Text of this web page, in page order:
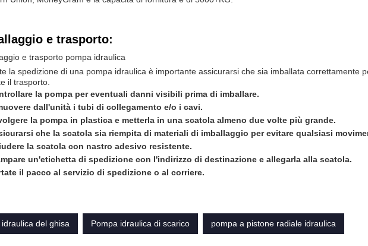
e trasporto:
e trasporto pompa idraulica
la spedizione di una pompa idraulica è importante assicurarsi che sia imballata correttamente
il trasporto.
la pompa per eventuali danni visibili prima di imballare.
dall'unità i tubi di collegamento e/o i cavi.
la pompa in plastica e metterla in una scatola almeno due volte più grande.
che la scatola sia riempita di materiali di imballaggio per evitare qualsiasi
la scatola con nastro adesivo resistente.
un'etichetta di spedizione con l'indirizzo di destinazione e allegarla alla scatola.
il pacco al servizio di spedizione o al corriere.
idraulica del ghisa
Pompa idraulica di scarico pompa a pistone radiale idraulica